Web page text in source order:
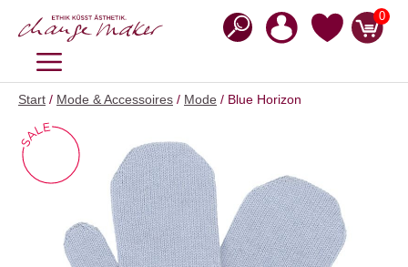
Inhalt
0
MENÜ
Start / Mode & Accessoires / Mode / Blue Horizon